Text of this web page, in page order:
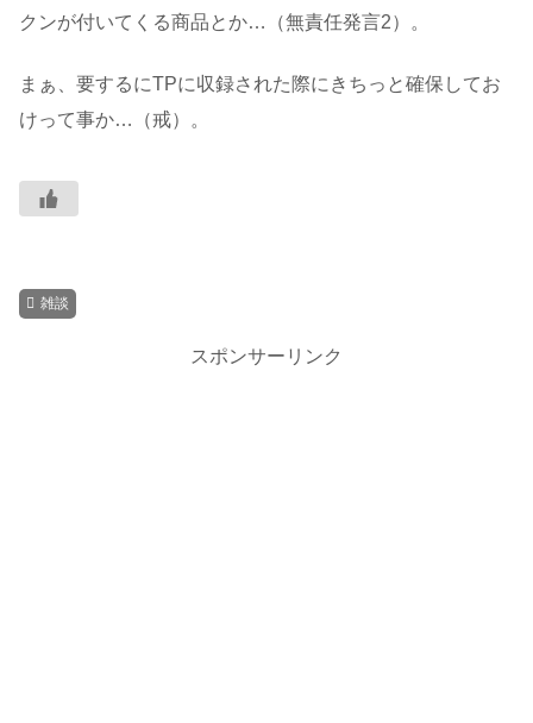
クンが付いてくる商品とか…（無責任発言2）。
まぁ、要するにTPに収録された際にきちっと確保してお
けって事か…（戒）。
雑談
スポンサーリンク